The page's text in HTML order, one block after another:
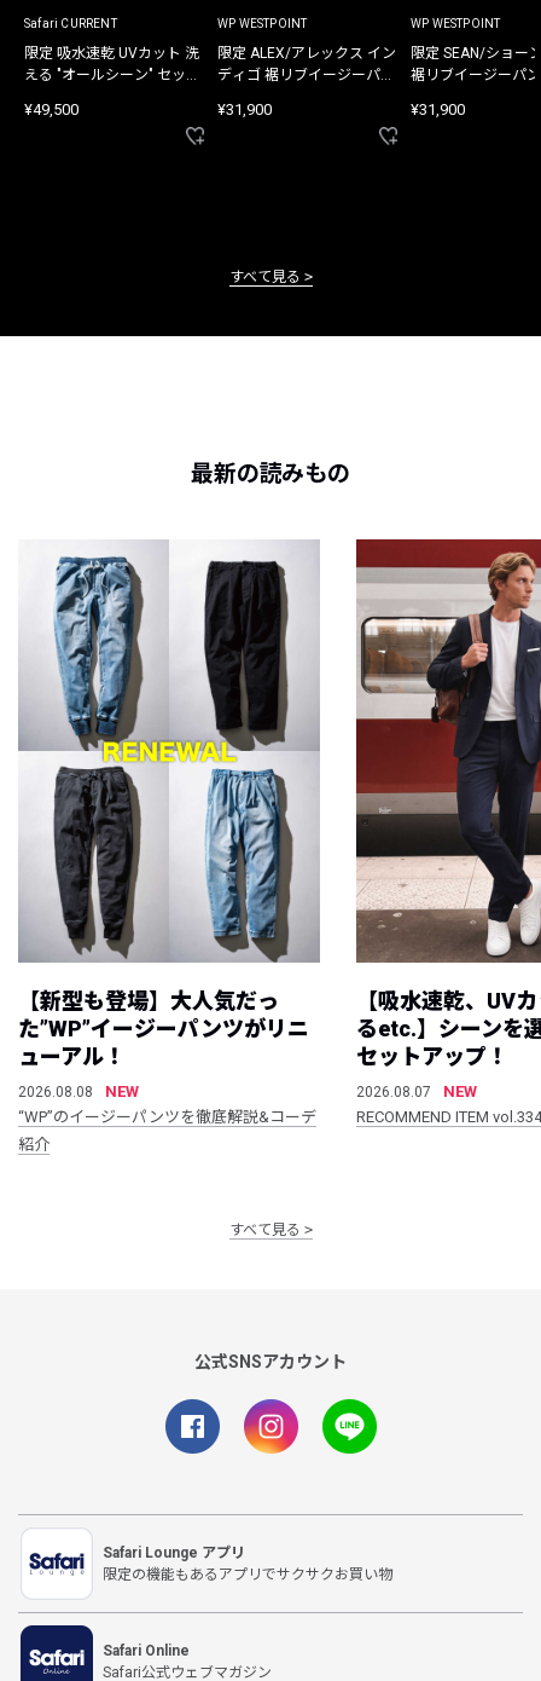
Safari CURRENT
限定 吸水速乾 UVカット 洗
える "オールシーン" セット
¥49,500
WP WESTPOINT
限定 ALEX/アレックス イン
ディゴ 裾リブイージーパン
¥31,900
WP WESTPOINT
限定 SEAN/ショー
裾リブイージーパ
¥31,900
すべて見る
最新の読みもの
【新型も登場】大人気だっ
た”WP”イージーパンツがリニ
ューアル！
2026.08.08
NEW
“WP”のイージーパンツを徹底解説&コーデ
紹介
【吸水速乾、UV
るetc.】シーンを
セットアップ！
2026.08.07
NEW
RECOMMEND ITEM vol.334
すべて見る
公式SNSアカウント
Safari Lounge アプリ
限定の機能もあるアプリでサクサクお買い物
Safari Online
Safari公式ウェブマガジン